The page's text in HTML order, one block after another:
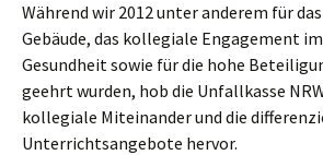
Während wir 2012 unter anderem für
Gebäude, das kollegiale Engagement
Gesundheit sowie für die hohe
geehrt wurden, hob die Unfallkasse
kollegiale Miteinander und die
Unterrichtsangebote hervor.